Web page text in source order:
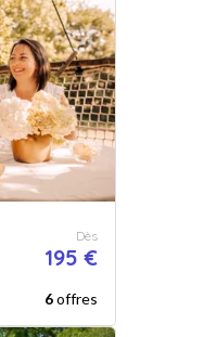
Dès
195 €
6offres